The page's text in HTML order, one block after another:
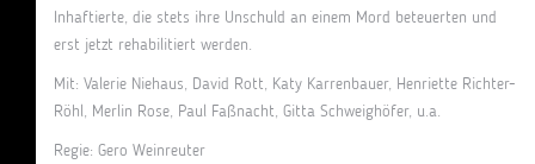
Inhaftierte, die stets ihre Unschuld an einem Mord beteuerten und
erst jetzt rehabilitiert werden.
Mit: Valerie Niehaus, David Rott, Katy Karrenbauer, Henriette Richter-
Röhl, Merlin Rose, Paul Faßnacht, Gitta Schweighöfer, u.a.
Regie: Gero Weinreuter